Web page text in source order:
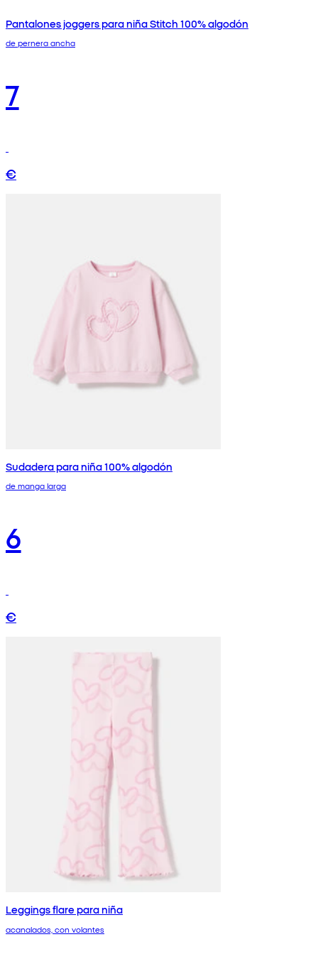
Pantalones joggers para niña Stitch 100% algodón
de pernera ancha
7
€
Sudadera para niña 100% algodón
de manga larga
6
€
Leggings flare para niña
acanalados, con volantes